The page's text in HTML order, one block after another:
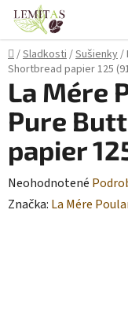
Prejsť
obsah
Domov
/Sladkosti/Sušienky/
Shortbread papier 125
La Mére
Pure
papier
Priemerné
hodnotenie
Neohodnotené
Značka: La Mére